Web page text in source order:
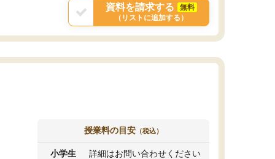
資料を請求する
無料
（リストに追加する）
授業料の目安 （税込）
小学生 詳細はお問い合わせください